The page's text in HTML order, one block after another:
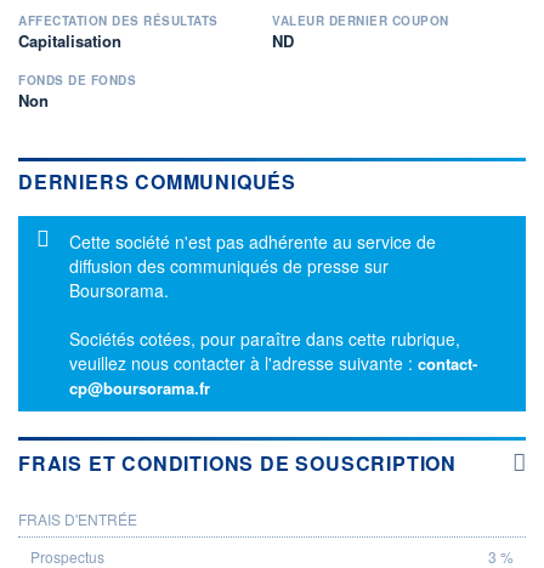
AFFECTATION DES RÉSULTATS
Capitalisation
VALEUR DERNIER COUPON
ND
FONDS DE FONDS
Non
DERNIERS COMMUNIQUÉS
Message d'information
Cette société n'est pas adhérente au service de
diffusion des communiqués de presse sur
Boursorama.
Sociétés cotées, pour paraître dans cette rubrique,
veuillez nous contacter à l'adresse suivante : contact-
cp@boursorama.fr
FRAIS ET CONDITIONS DE SOUSCRIPTION
PROSPECTUS
FRAIS D'ENTRÉE
3 %